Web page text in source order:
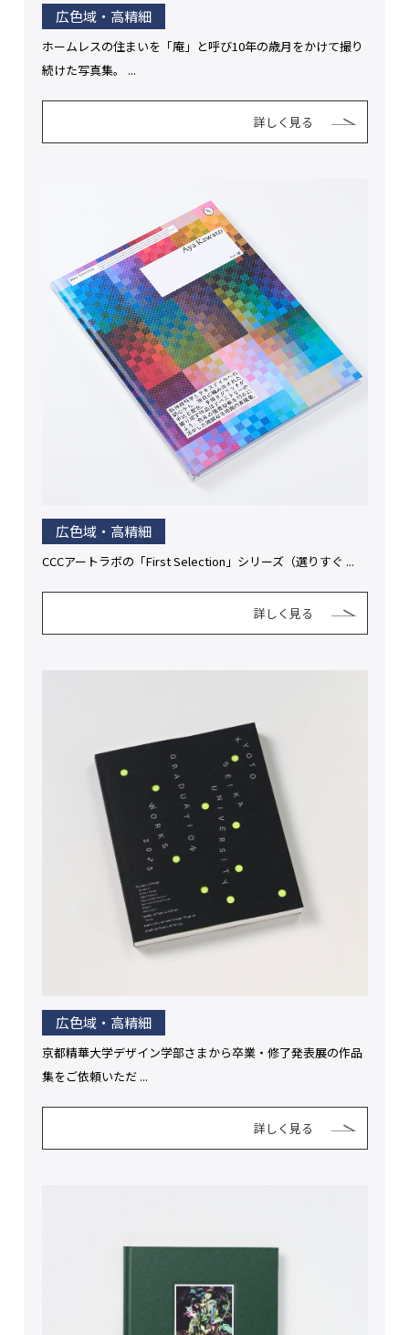
広色域・高精細
ホームレスの住まいを「庵」と呼び10年の歳月をかけて撮り
続けた写真集。 ...
詳しく見る
広色域・高精細
CCCアートラボの「First Selection」シリーズ（選りすぐ ...
詳しく見る
広色域・高精細
京都精華大学デザイン学部さまから卒業・修了発表展の作品
集をご依頼いただ ...
詳しく見る